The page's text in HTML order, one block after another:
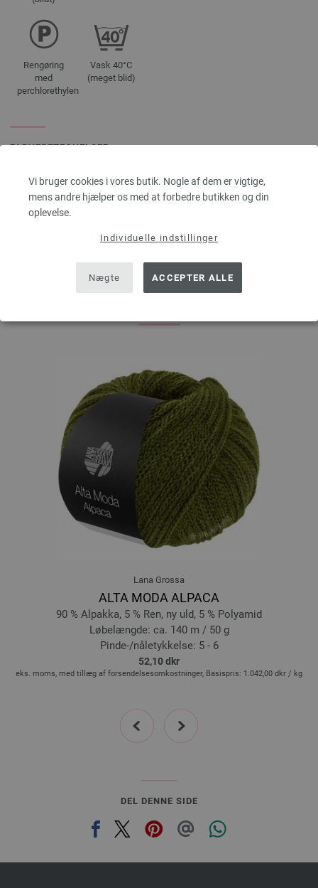
Vi bruger cookies i vores butik. Nogle af dem er vigtige,
mens andre hjælper os med at forbedre butikken og din
oplevelse.
Individuelle indstillinger
Nægte ACCEPTER ALLE
Rengøring
med
perchlorethylen
Vask 40°C
(meget blid)
FARVEBETEGNELSER
9961 | EAN: 4033493373791
9962 | EAN: 4033493373807
ANDRE KUNDER KØBTE OGSÅ
Lana Grossa
ALTA MODA ALPACA
90 % Alpakka, 5 % Ren, ny uld, 5 % Polyamid
Løbelængde: ca. 140 m / 50 g
Pinde-/nåletykkelse: 5 - 6
52,10 dkr
eks. moms, med tillæg af forsendelsesomkostninger, Basispris: 1.042,00 dkr / kg
prev next
DEL DENNE SIDE